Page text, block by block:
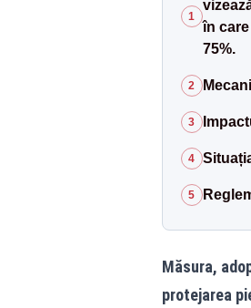
1
în
75%.
2
3
4
5
Măsura,
protejarea